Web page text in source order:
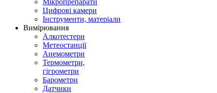
Мікропрепарати
Цифрові камери
Інструменти, матеріали
Вимірювання
Алкотестери
Метеостанції
Анемометри
Термометри,
гігрометри
Барометри
Датчики